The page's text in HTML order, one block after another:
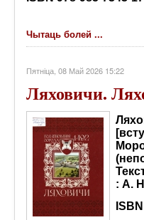
Чытаць болей ...
Пятніца, 08 Май 2026 15:22
Ляховичи.
: А.